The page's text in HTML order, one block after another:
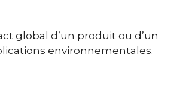
global d’un produit ou d’un
environnementales.